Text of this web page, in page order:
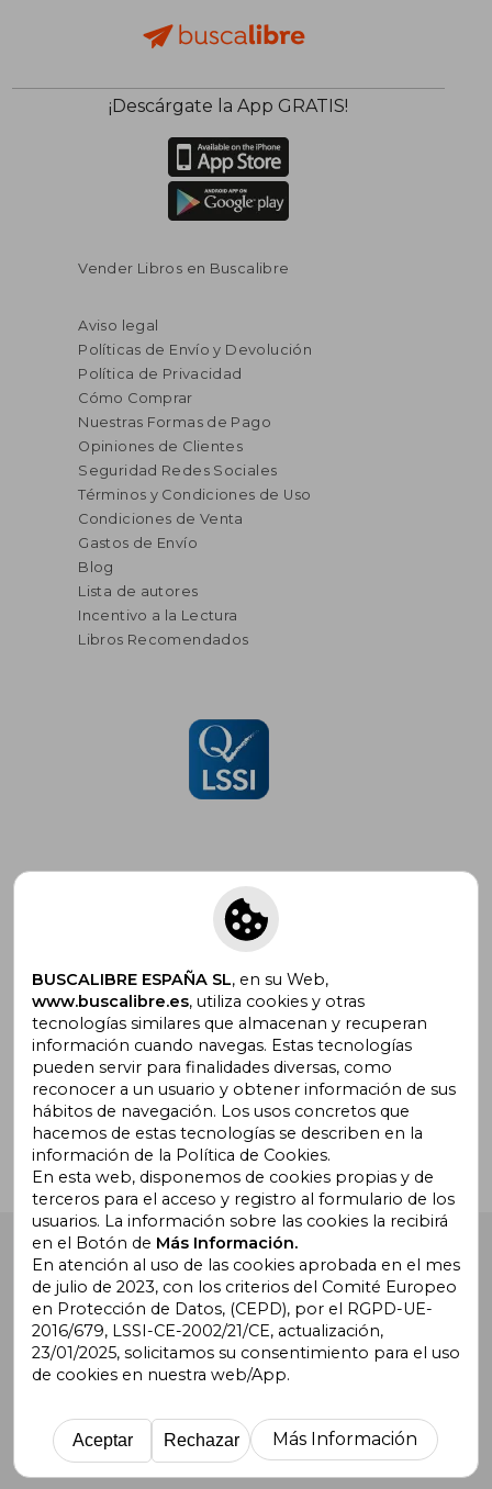
¡Descárgate la App GRATIS!
Vender Libros en Buscalibre
Aviso legal
Políticas de Envío y Devolución
Política de Privacidad
Cómo Comprar
Nuestras Formas de Pago
Opiniones de Clientes
Seguridad Redes Sociales
Términos y Condiciones de Uso
Condiciones de Venta
Gastos de Envío
Blog
Lista de autores
Incentivo a la Lectura
Libros Recomendados
Suscríbete para recibir ofertas y
promociones
¿Necesitas ayuda?
Ir a Centro de Soporte
Buscalibre España. Calle Energía, 65, Nave 3 (08940),
Cornellà de Llobregat, Barcelona. Derechos Reservados.
Buscalibre Argentina| Buscalibre Chile
Buscalibre Uruguay|Buscalibre México|Buscalibre
Perú
|Buscalibre Estados Unidos|Buscalibre Otros
Países|Bookdelivery Reino Unido
BUSCALIBRE ESPAÑA SL, en su Web,
www.buscalibre.es, utiliza cookies y otras
tecnologías similares que almacenan y recuperan
información cuando navegas. Estas tecnologías
pueden servir para finalidades diversas, como
reconocer a un usuario y obtener información de sus
hábitos de navegación. Los usos concretos que
hacemos de estas tecnologías se describen en la
información de la Política de Cookies.
En esta web, disponemos de cookies propias y de
terceros para el acceso y registro al formulario de los
usuarios. La información sobre las cookies la recibirá
en el Botón de Más Información.
En atención al uso de las cookies aprobada en el mes
de julio de 2023, con los criterios del Comité Europeo
en Protección de Datos, (CEPD), por el RGPD-UE-
2016/679, LSSI-CE-2002/21/CE, actualización,
23/01/2025, solicitamos su consentimiento para el uso
de cookies en nuestra web/App.
Aceptar Rechazar Más Información